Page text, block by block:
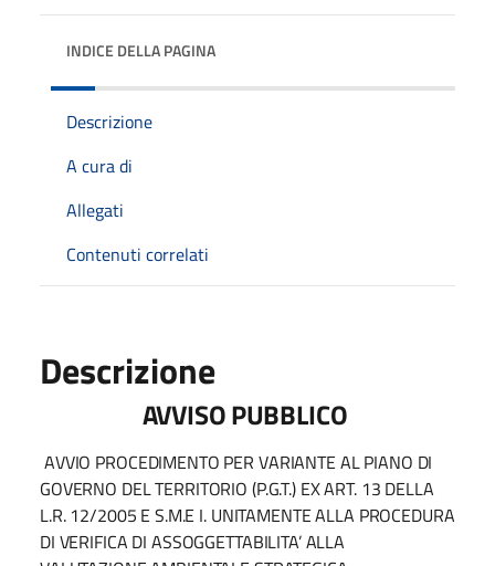
INDICE DELLA PAGINA
Descrizione
A cura di
Allegati
Contenuti correlati
Descrizione
AVVISOPUBBLICO
AVVIO PROCEDIMENTO PER VARIANTE AL PIANO DI
GOVERNO DEL TERRITORIO (P.G.T.) EX ART. 13 DELLA
L.R. 12/2005 E S.M.E I. UNITAMENTE ALLA PROCEDURA
DI VERIFICA DI ASSOGGETTABILITA’ ALLA